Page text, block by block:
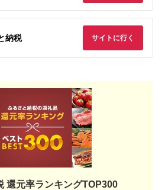
納税 サイトに行く
還元率ランキングTOP300